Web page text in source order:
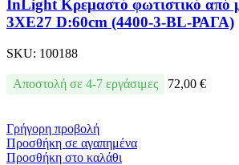
InLight Κρεμαστό φωτιστικό από
3XE27 D:60cm (4400-3-BL-ΡΑΓΑ)
SKU: 100188
Αποστολή σε 4-7 εργάσιμες 72,00 €
Γρήγορη προβολή
Προσθήκη σε αγαπημένα
Προσθήκη στο καλάθι